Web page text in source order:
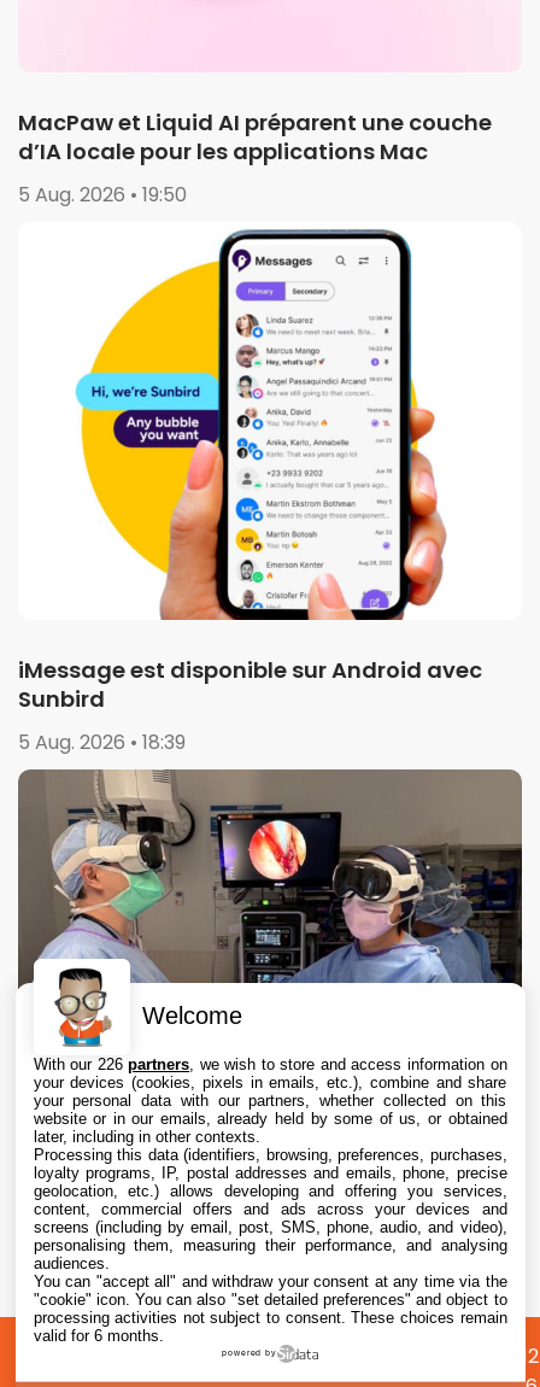
MacPaw et Liquid AI préparent une couche
d’IA locale pour les applications Mac
5 Aug. 2026 • 19:50
iMessage est disponible sur Android avec
Sunbird
5 Aug. 2026 • 18:39
Apple Vision Pro : une étude confirme son
intérêt en chirurgie avec des opérations 19 %
plus rapides
5 Aug. 2026 • 17:45
Préférences
Confidentialité
©
Welcome
With our 226partners , we wish to store and access information on
your devices (cookies, pixels in emails, etc.), combine and share
your personal data with our partners, whether collected on this
website or in our emails, already held by some of us, or obtained
later, including in other contexts.
Processing this data (identifiers, browsing, preferences, purchases,
loyalty programs, IP, postal addresses and emails, phone, precise
geolocation, etc.) allows developing and offering you services,
content, commercial offers and ads across your devices and
screens (including by email, post, SMS, phone, audio, and video),
personalising them, measuring their performance, and analysing
audiences.
You can "accept all" and withdraw your consent at any time via the
"cookie" icon. You can also "set detailed preferences" and object to
processing activities not subject to consent. These choices remain
valid for 6 months.
powered by